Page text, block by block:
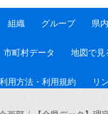
組織 グループ 県
市町村データ 地図で見
利用方法・利用規約 リ